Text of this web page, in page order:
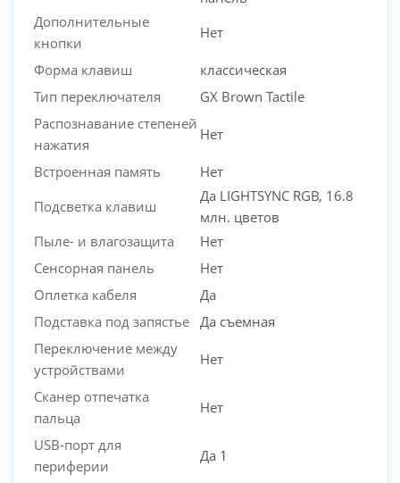
Дополнительные
кнопки
Нет
Форма клавиш
классическая
Тип переключателя
GX Brown Tactile
Распознавание степеней
нажатия
Нет
Встроенная память
Нет
Подсветка клавиш
Да LIGHTSYNC RGB, 16.8
млн. цветов
Пыле- и влагозащита
Нет
Сенсорная панель
Нет
Оплетка кабеля
Да
Подставка под запястье Да съемная
Переключение между
устройствами
Нет
Сканер отпечатка
пальца
Нет
USB-порт для
периферии
Да 1